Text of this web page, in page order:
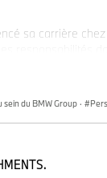
sa carrière
du service
Il a ensuite rejoint
Ruhnau,
du BMW Group ·